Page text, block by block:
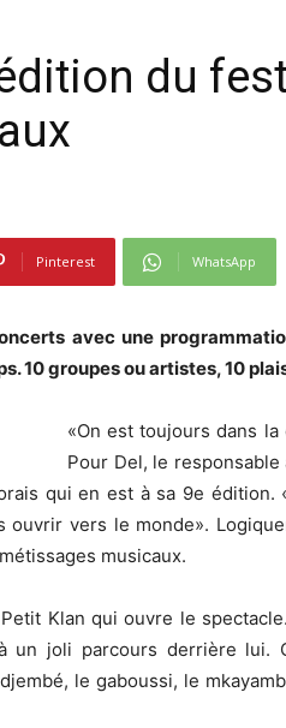
du
Pinterest WhatsApp
avec une
10 groupes ou artistes, 10
«On est toujours dans
Pour Del, le
qui en est à sa 9e édition.
vers le monde».
musicaux.
Klan qui ouvre le
un joli parcours derrière lui.
le gaboussi, le